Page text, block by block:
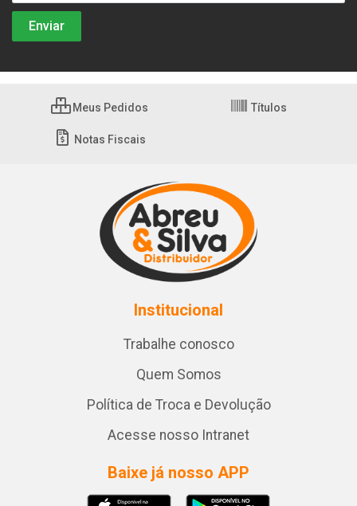
Meus Pedidos Títulos
Notas Fiscais
Institucional
Trabalhe conosco
Quem Somos
Política de Troca e Devolução
Acesse nosso Intranet
Baixe já nosso APP